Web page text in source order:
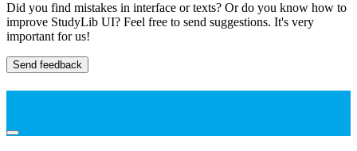
Did you find mistakes in interface or texts? Or do you know how to
improve StudyLib UI? Feel free to send suggestions. It's very
important for us!
Send feedback